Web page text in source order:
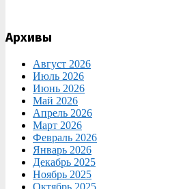
Архивы
Август 2026
Июль 2026
Июнь 2026
Май 2026
Апрель 2026
Март 2026
Февраль 2026
Январь 2026
Декабрь 2025
Ноябрь 2025
Октябрь 2025